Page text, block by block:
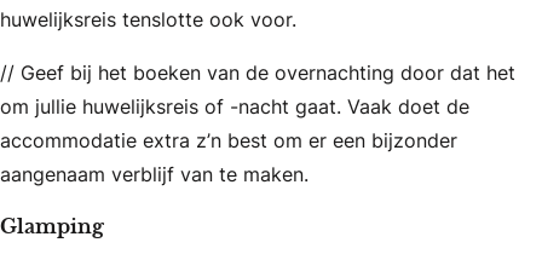
huwelijksreis tenslotte ook voor.
// Geef bij het boeken van de overnachting door dat het
om jullie huwelijksreis of -nacht gaat. Vaak doet de
accommodatie extra z’n best om er een bijzonder
aangenaam verblijf van te maken.
Glamping